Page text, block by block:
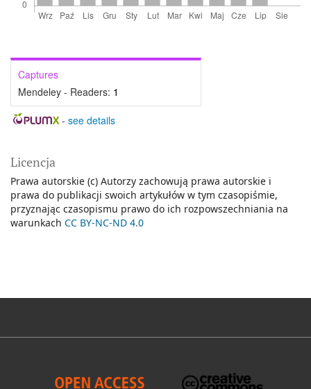
Captures
Mendeley - Readers: 1
- see details
Licencja
Prawa autorskie (c) Autorzy zachowują prawa autorskie i
prawa do publikacji swoich artykułów w tym czasopiśmie,
przyznając czasopismu prawo do ich rozpowszechniania na
warunkach CC BY-NC-ND 4.0